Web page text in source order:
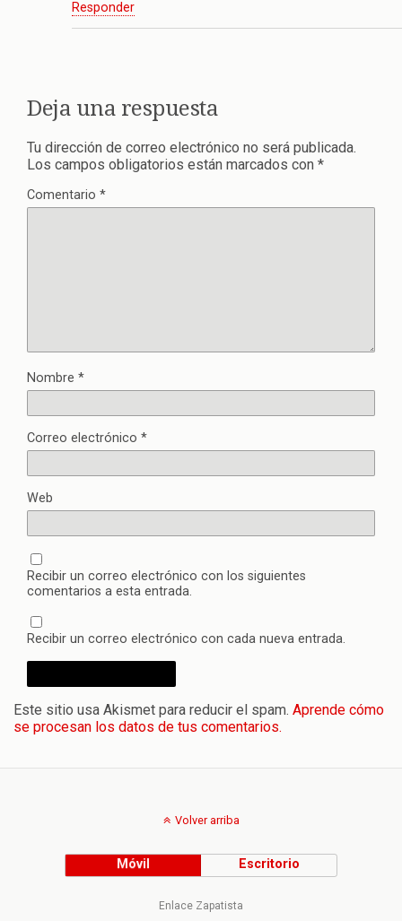
Responder
Deja una respuesta
Tu dirección de correo electrónico no será publicada.
Los campos obligatorios están marcados con *
Comentario *
Nombre *
Correo electrónico *
Web
Recibir un correo electrónico con los siguientes
comentarios a esta entrada.
Recibir un correo electrónico con cada nueva entrada.
Este sitio usa Akismet para reducir el spam. Aprende cómo
se procesan los datos de tus comentarios.
Volver arriba
Móvil Escritorio
Enlace Zapatista